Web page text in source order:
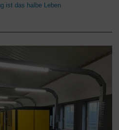
ist das halbe Leben